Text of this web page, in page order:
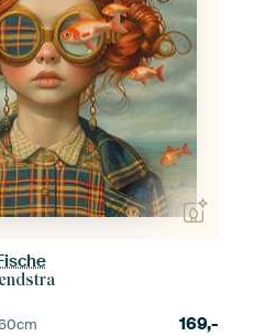
cm 169,-